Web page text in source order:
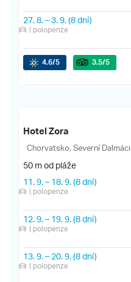
27. 8.–3. 9.(8 dní)
| polopenze
4.6/5 3.5/5
Hotel Zora
Chorvatsko, Severní
50 m od pláže
11. 9.– 18. 9.(8 dní)
| polopenze
12. 9.– 19. 9.(8 dní)
| polopenze
13. 9.– 20. 9.(8 dní)
| polopenze